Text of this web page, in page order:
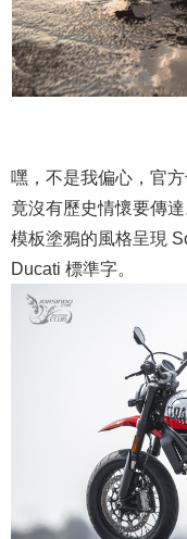
嘿，不是我偏心，官
竟沒有歷史情懷要傳
模板塗鴉的風格呈現
Ducati 標準字。